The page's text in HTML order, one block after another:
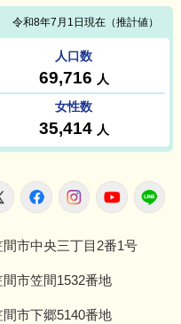
市役所
X FacebookInstagram
市中央三丁目2番1号
市笠間1532番地
市下郷5140番地